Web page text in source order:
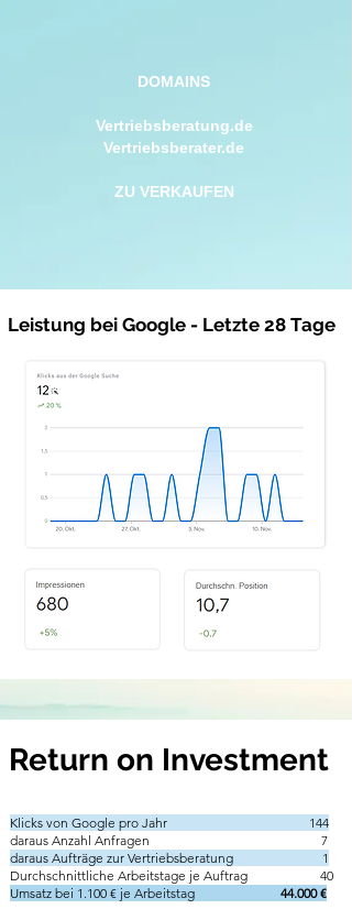
DOMAINS
Vertriebsberatung.de
Vertriebsberater.de
ZU VERKAUFEN
Leistung bei Google - Letzte 28 Tage
Return on Investment
Klicks von Google pro Jahr 144
daraus Anzahl Anfragen 7
daraus Aufträge zur Vertriebsberatung 1
Durchschnittliche Arbeitstage je Auftrag 40
Umsatz bei 1.100 € je Arbeitstag 44.000 €